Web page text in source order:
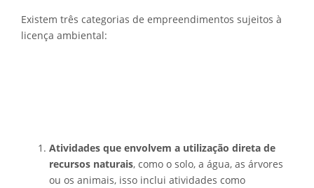
Existem três categorias de empreendimentos sujeitos à
licença ambiental:
Atividades que envolvem a utilização direta de
recursos naturais, como o solo, a água, as árvores
ou os animais, isso inclui atividades como